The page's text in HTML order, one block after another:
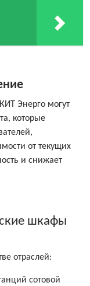
Энерго могут
которые
от текущих
и снижает
шкафы
отраслей:
сотовой